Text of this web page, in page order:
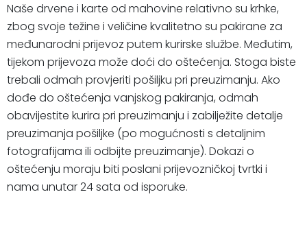
Naše drvene i karte od mahovine relativno su krhke,
zbog svoje težine i veličine kvalitetno su pakirane za
međunarodni prijevoz putem kurirske službe. Međutim,
tijekom prijevoza može doći do oštećenja. Stoga biste
trebali odmah provjeriti pošiljku pri preuzimanju. Ako
dođe do oštećenja vanjskog pakiranja, odmah
obavijestite kurira pri preuzimanju i zabilježite detalje
preuzimanja pošiljke (po mogućnosti s detaljnim
fotografijama ili odbijte preuzimanje). Dokazi o
oštećenju moraju biti poslani prijevozničkoj tvrtki i
nama unutar 24 sata od isporuke.